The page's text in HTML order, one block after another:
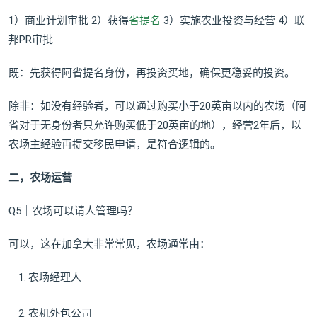
1）商业计划审批 2）获得省提名 3）实施农业投资与经营 4）联
邦PR审批
既：先获得阿省提名身份，再投资买地，确保更稳妥的投资。
除非：如没有经验者，可以通过购买小于20英亩以内的农场（阿
省对于无身份者只允许购买低于20英亩的地），经营2年后，以
农场主经验再提交移民申请，是符合逻辑的。
二，农场运营
Q5｜农场可以请人管理吗？
可以，这在加拿大非常常见，农场通常由：
农场经理人
农机外包公司